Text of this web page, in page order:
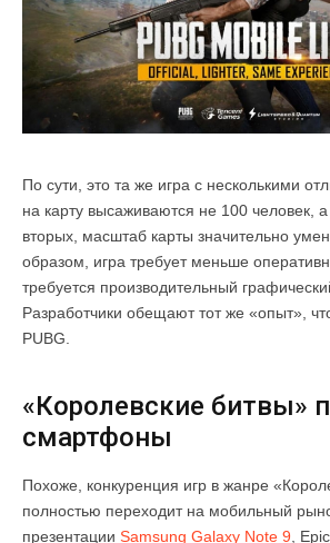
По сути, это та же игра с несколькими
на карту высаживаются не 100 человек,
вторых, масштаб карты значительно
образом, игра требует меньше
требуется производительный
Разработчики обещают тот же «опыт»,
PUBG.
«Королевские битвы»
смартфоны
Похоже, конкуренция игр в жанре
полностью переходит на мобильный
презентации Samsung Galaxy Note 9 ,